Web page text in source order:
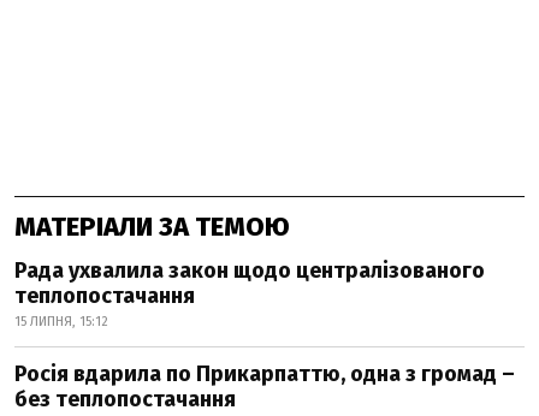
МАТЕРІАЛИ ЗА ТЕМОЮ
Рада ухвалила закон щодо централізованого
теплопостачання
15 ЛИПНЯ, 15:12
Росія вдарила по Прикарпаттю, одна з громад –
без теплопостачання